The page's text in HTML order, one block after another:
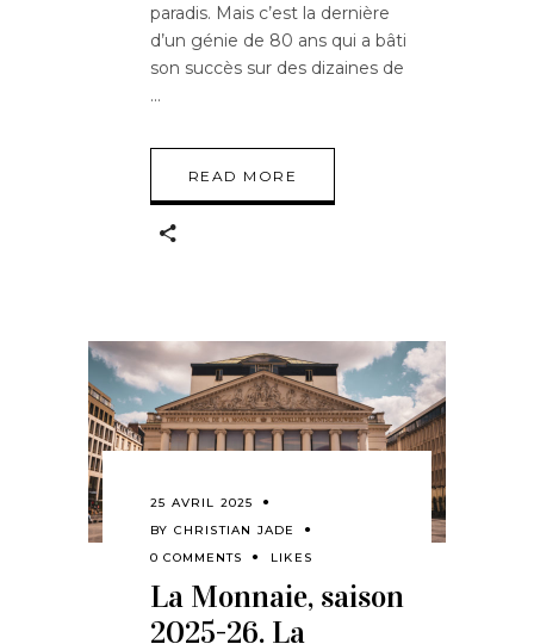
paradis. Mais c’est la dernière
d’un génie de 80 ans qui a bâti
son succès sur des dizaines de
READ MORE
25 AVRIL 2025
BY CHRISTIAN JADE
0 COMMENTS
LIKES
La Monnaie, saison
2025-26. La